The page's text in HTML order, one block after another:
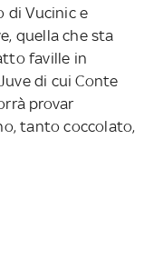
di Vucinic e
quella che sta
faville in
di cui Conte
provar
tanto coccolato,